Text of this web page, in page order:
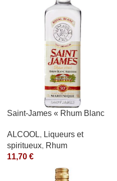
Saint-James « Rhum Blanc
ALCOOL, Liqueurs et
spiritueux, Rhum
11,70 €